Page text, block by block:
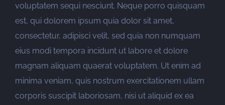
voluptatem sequi nesciunt. Neque porro quisquam
est, qui dolorem ipsum quia dolor sit amet,
consectetur, adipisci velit, sed quia non numquam
eius modi tempora incidunt ut labore et dolore
magnam aliquam quaerat voluptatem. Ut enim ad
minima veniam, quis nostrum exercitationem ullam
corporis suscipit laboriosam, nisi ut aliquid ex ea